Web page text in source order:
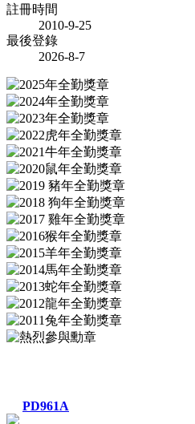
註冊時間
2010-9-25
最後登錄
2026-8-7
PD961A